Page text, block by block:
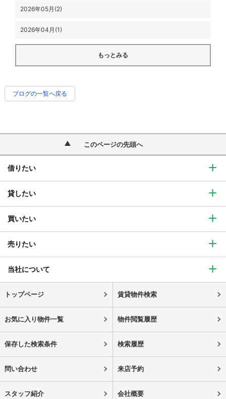
2026年05月(2)
2026年04月(1)
もっとみる
ブログの一覧へ戻る
このページの先頭へ
借りたい
貸したい
買いたい
売りたい
当社について
トップページ 賃貸物件検索
お気に入り物件一覧 物件閲覧履歴
保存した検索条件 検索履歴
問い合わせ 来店予約
スタッフ紹介 会社概要